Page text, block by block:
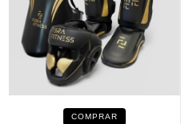
COMPRAR